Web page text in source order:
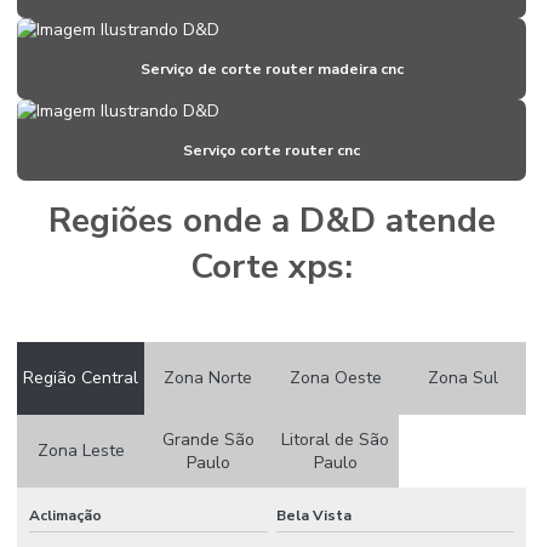
Criação de stand para feiras
Criação de stands para feiras
Dispenser para álcool em gel com pedal
Display para álcool gel
Empresa de corte com router cnc
Empresas de stands
Empresas de stands em sp
Estandes para feiras e eventos
Serviço de corte router madeira cnc
Serviço corte router cnc
Regiões onde a D&D atende
Corte xps:
Região Central Zona Norte Zona Oeste Zona Sul
Zona Leste
Grande São
Paulo
Litoral de São
Paulo
Aclimação Bela Vista